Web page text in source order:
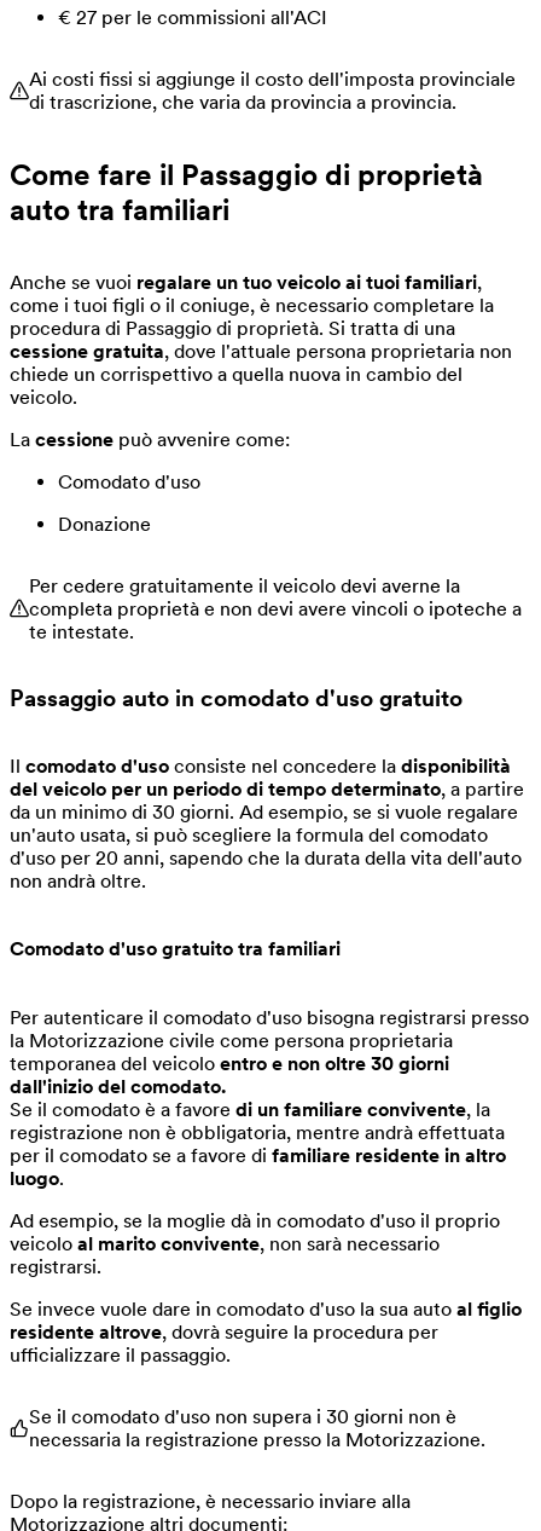
€ 27 per le commissioni all'ACI
Ai costi fissi si aggiunge il costo dell'imposta provinciale
di trascrizione, che varia da provincia a provincia.
Come fare il Passaggio di proprietà
auto tra familiari
Anche se vuoi regalare un tuo veicolo ai tuoi familiari,
come i tuoi figli o il coniuge, è necessario completare la
procedura di Passaggio di proprietà. Si tratta di una
cessione gratuita, dove l'attuale persona proprietaria non
chiede un corrispettivo a quella nuova in cambio del
veicolo.
La cessione può avvenire come:
Comodato d'uso
Donazione
Per cedere gratuitamente il veicolo devi averne la
completa proprietà e non devi avere vincoli o ipoteche a
te intestate.
Passaggio auto in comodato d'uso gratuito
Il comodato d'uso consiste nel concedere la disponibilità
del veicolo per un periodo di tempo determinato, a partire
da un minimo di 30 giorni. Ad esempio, se si vuole regalare
un'auto usata, si può scegliere la formula del comodato
d'uso per 20 anni, sapendo che la durata della vita dell'auto
non andrà oltre.
Comodato d'uso gratuito tra familiari
Per autenticare il comodato d'uso bisogna registrarsi presso
la Motorizzazione civile come persona proprietaria
temporanea del veicolo entro e non oltre 30 giorni
dall'inizio del comodato.
Se il comodato è a favore di un familiare convivente, la
registrazione non è obbligatoria, mentre andrà effettuata
per il comodato se a favore di familiare residente in altro
luogo.
Ad esempio, se la moglie dà in comodato d'uso il proprio
veicolo al marito convivente, non sarà necessario
registrarsi.
Se invece vuole dare in comodato d'uso la sua auto al figlio
residente altrove, dovrà seguire la procedura per
ufficializzare il passaggio.
Se il comodato d'uso non supera i 30 giorni non è
necessaria la registrazione presso la Motorizzazione.
Dopo la registrazione, è necessario inviare alla
Motorizzazione altri documenti: